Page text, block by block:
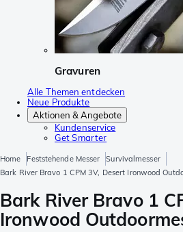
Gravuren
Alle Themen entdecken
Neue Produkte
Aktionen & Angebote
Kundenservice
Get Smarter
Home Feststehende Messer
Survivalmesser
Bark River Bravo 1 CPM 3V, Desert Ironwood
Bark River Bravo 1
Ironwood